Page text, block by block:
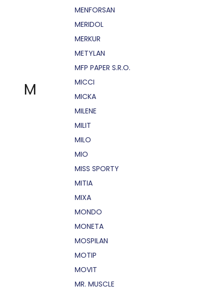
M
MENFORSAN
MERIDOL
MERKUR
METYLAN
MFP PAPER S.R.O.
MICCI
MICKA
MILENE
MILIT
MILO
MIO
MISS SPORTY
MITIA
MIXA
MONDO
MONETA
MOSPILAN
MOTIP
MOVIT
MR. MUSCLE